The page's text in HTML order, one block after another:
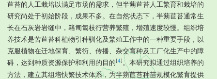
苣苔的人工栽培以满足市场的需求，但半蒴苣苔人工繁育和栽培的
研究尚处于初始阶段，成果不多。在自然状态下，半蒴苣苔通常生
长在石灰岩岩缝中，籍匍匐枝行营养繁殖，增殖速度较慢。组织培
养技术是苦苣苔科植物引种驯化及繁殖工作中的一种重要手段，以
克服植物在迁地保育、繁衍、传播、杂交育种及工厂化生产中的障
碍，达到种质资源保护和利用的目的[4] 。本研究拟通过组织培养的
方法，建立其组培快繁技术体系，为半蒴苣苔种苗规模化繁育提供